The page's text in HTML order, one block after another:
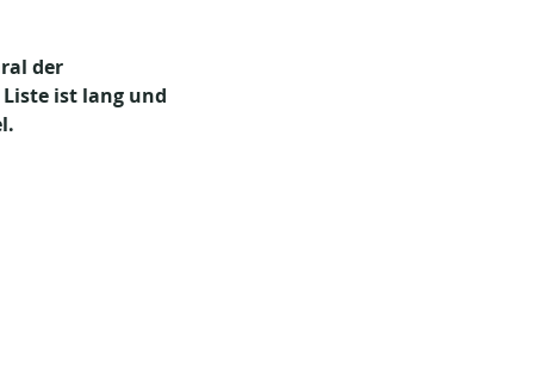
der
ist lang und